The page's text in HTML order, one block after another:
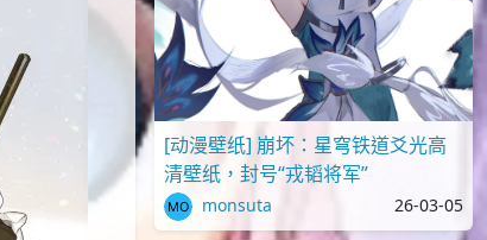
[动漫壁纸] 崩坏：星穹铁道爻光高
清壁纸，封号“戎韬将军”
monsuta 26-03-05